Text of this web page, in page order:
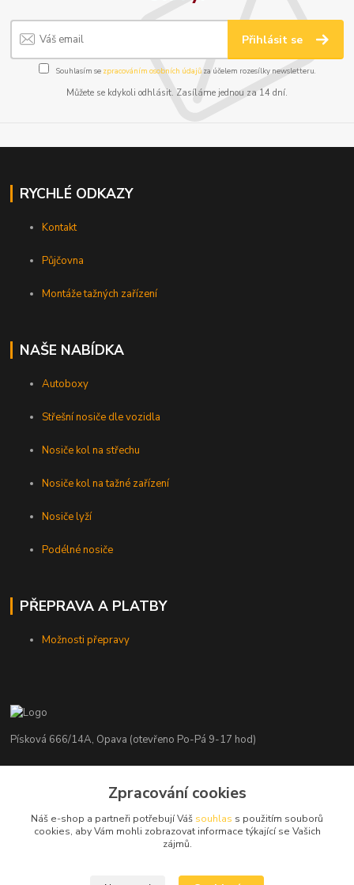
Přihlásit se
Souhlasím se zpracováním osobních údajůza účelem rozesílky newsletteru.
Můžete se kdykoli odhlásit. Zasíláme jednou za 14 dní.
RYCHLÉ ODKAZY
Kontakt
Půjčovna
Montáže tažných zařízení
NAŠE NABÍDKA
Autoboxy
Střešní nosiče dle vozidla
Nosiče kol na střechu
Nosiče kol na tažné zařízení
Nosiče lyží
Podélné nosiče
PŘEPRAVA A PLATBY
Možnosti přepravy
Písková 666/14A, Opava (otevřeno Po-Pá 9-17 hod)
+420 776 839 986
info@nosice.com
Zpracování cookies
Náš e-shop a partneři potřebují Váš souhlas s použitím souborů
cookies, aby Vám mohli zobrazovat informace týkající se Vašich
zájmů.